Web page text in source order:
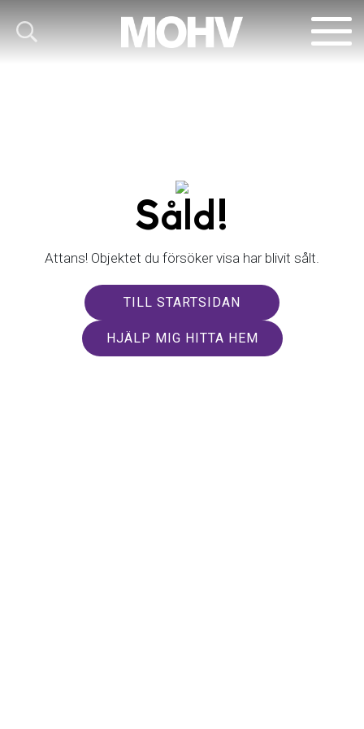
Såld!
Attans! Objektet du försöker visa har blivit sålt.
TILL STARTSIDAN
HJÄLP MIG HITTA HEM